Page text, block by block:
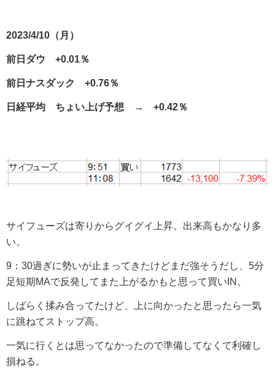
2023/4/10（月）
前日ダウ +0.01％
前日ナスダック +0.76％
日経平均 ちょい上げ予想 → +0.42％
サイフューズは寄りからグイグイ上昇。出来高もかなり多
い。
9：30過ぎに勢いが止まってきたけどまだ強そうだし、5分
足短期MAで反発してまた上がるかもと思って買いIN。
しばらく揉み合ってたけど、上に向かったと思ったら一気
に跳ねてストップ高。
一気に行くとは思ってなかったので準備してなくて利確し
損ねる。